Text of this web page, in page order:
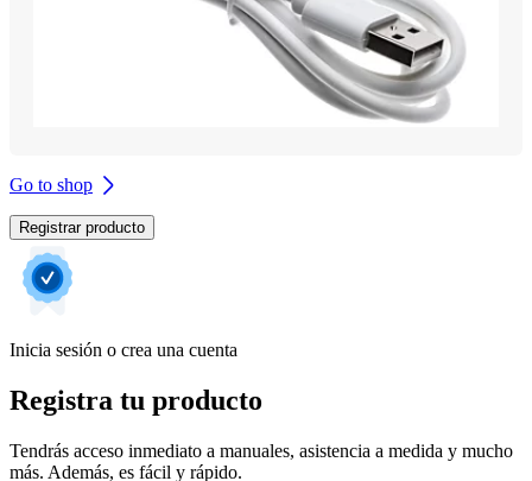
Go to shop
Registrar producto
Inicia sesión o crea una cuenta
Registra tu producto
Tendrás acceso inmediato a manuales, asistencia a medida y mucho
más. Además, es fácil y rápido.